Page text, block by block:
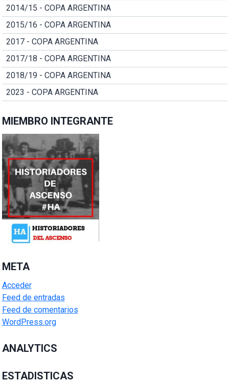
2014/15 - COPA ARGENTINA
2015/16 - COPA ARGENTINA
2017 - COPA ARGENTINA
2017/18 - COPA ARGENTINA
2018/19 - COPA ARGENTINA
2023 - COPA ARGENTINA
MIEMBRO INTEGRANTE
META
Acceder
Feed de entradas
Feed de comentarios
WordPress.org
ANALYTICS
ESTADISTICAS